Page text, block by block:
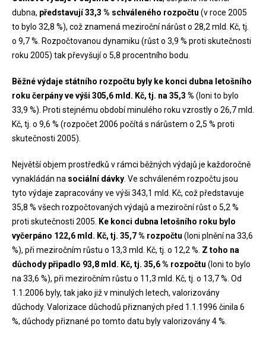
dubna, představují 33,3 % schváleného rozpočtu (v roce 2005
to bylo 32,8 %), což znamená meziroční nárůst o 28,2 mld. Kč, tj.
o 9,7 %. Rozpočtovanou dynamiku (růst o 3,9 % proti skutečnosti
roku 2005) tak převyšují o 5,8 procentního bodu.
Běžné výdaje státního rozpočtu byly ke konci dubna letošního
roku čerpány ve výši 305,6 mld. Kč, tj. na 35,3 % (loni to bylo
33,9 %). Proti stejnému období minulého roku vzrostly o 26,7 mld.
Kč, tj. o 9,6 % (rozpočet 2006 počítá s nárůstem o 2,5 % proti
skutečnosti 2005).
Největší objem prostředků v rámci běžných výdajů je každoročně
vynakládán na sociální dávky. Ve schváleném rozpočtu jsou
tyto výdaje zapracovány ve výši 343,1 mld. Kč, což představuje
35,8 % všech rozpočtovaných výdajů a meziroční růst o 5,2 %
proti skutečnosti 2005. Ke konci dubna letošního roku bylo
vyčerpáno 122,6 mld. Kč, tj. 35,7 % rozpočtu (loni plnění na 33,6
%), při meziročním růstu o 13,3 mld. Kč, tj. o 12,2 %. Z toho na
důchody připadlo 93,8 mld. Kč, tj. 35,6 % rozpočtu (loni to bylo
na 33,6 %), při meziročním růstu o 11,3 mld. Kč, tj. o 13,7 %. Od
1.1.2006 byly, tak jako již v minulých letech, valorizovány
důchody. Valorizace důchodů přiznaných před 1.1.1996 činila 6
%, důchody přiznané po tomto datu byly valorizovány 4 %.